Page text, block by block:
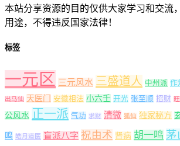
本站分享资源的目的仅供大家学习和交流
用途，不得违反国家法律！
标签
一元区 三元风水 三盛道人 中州派 作
出马仙 天医门 安徽相法 小六壬 开光 张至顺 招财
公风水 正一派 气功 求财 清微 狐仙 独家秘方
鸣 皓月道医 盲派八字 祝由术 肾病 胡一鸣 茅